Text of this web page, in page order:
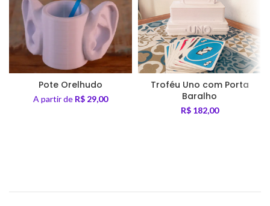
Pote Orelhudo
A partir de R$ 29,00
Troféu Uno com Porta
Baralho
R$ 182,00